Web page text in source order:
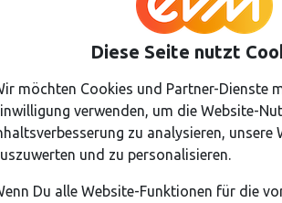
Diese Seite nutzt
möchten Cookies und Partner-Dienste
verwenden, um die Website-
zu analysieren, unsere
und zu personalisieren.
Du alle Website-Funktionen für die
Verteilte